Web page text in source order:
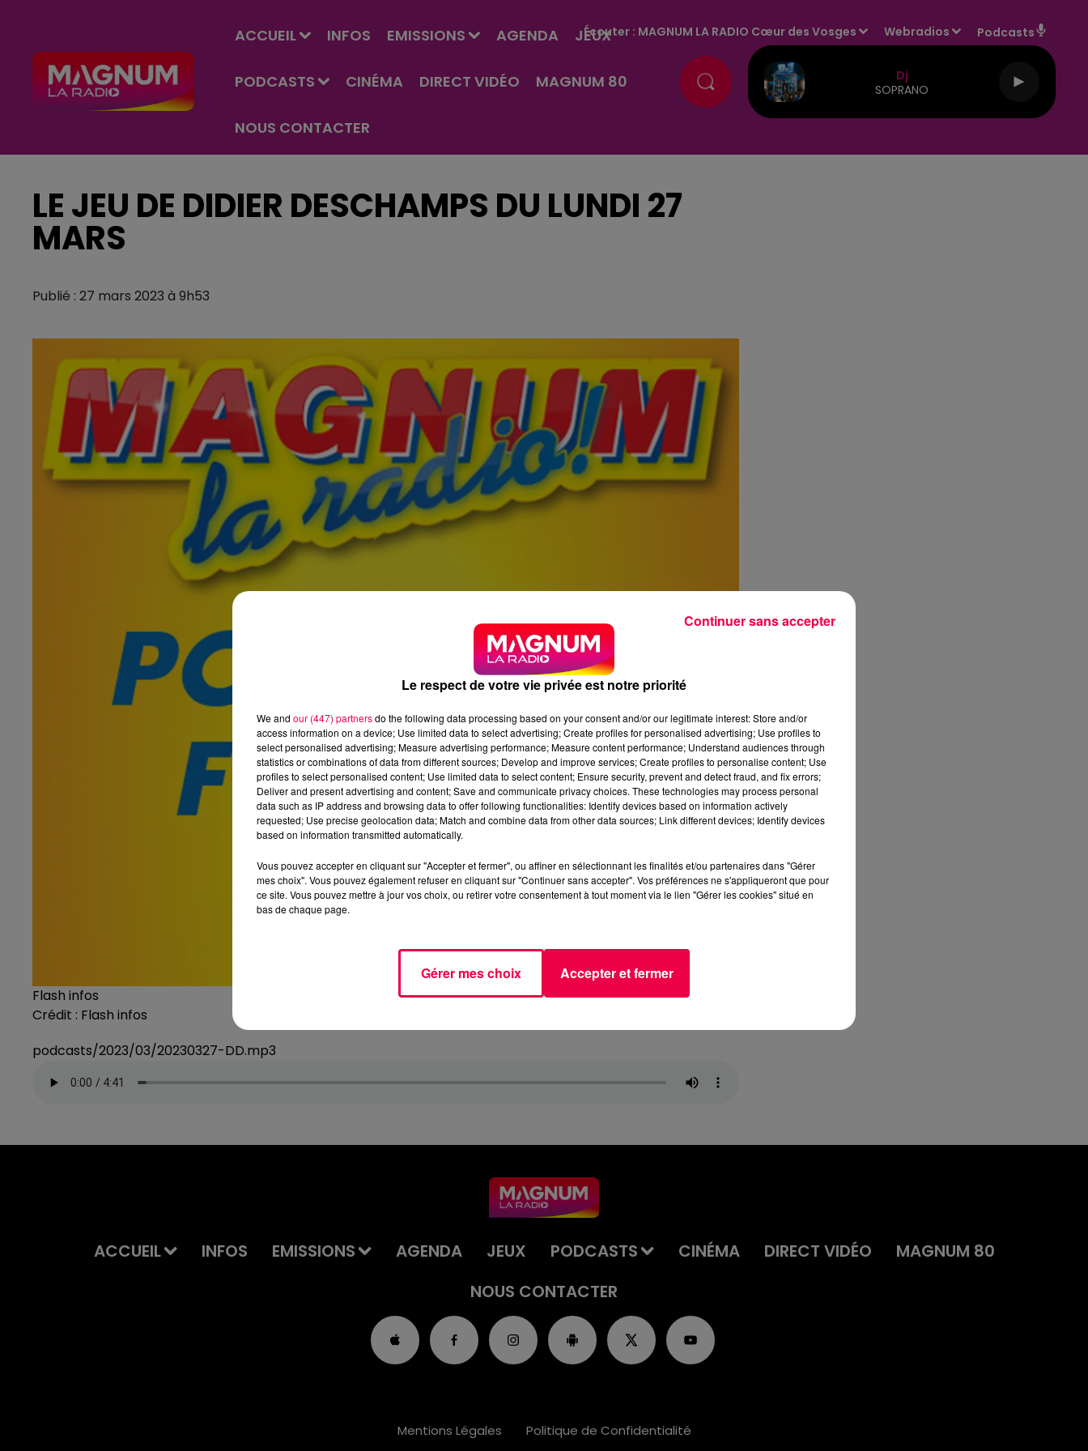
ACCUEIL INFOS EMISSIONS AGENDA JEUX
PODCASTS CINÉMA DIRECT VIDÉO MAGNUM 80
NOUS CONTACTER
Écouter : MAGNUM LA RADIO Cœur des Vosges Webradios Podcasts
Dj
SOPRANO
LE JEU DE DIDIER DESCHAMPS DU LUNDI 27
MARS
Publié : 27 mars 2023 à 9h53
Flash infos
Crédit : Flash infos
podcasts/2023/03/20230327-DD.mp3
ACCUEIL INFOS EMISSIONS AGENDA JEUX PODCASTS CINÉMA DIRECT VIDÉO
MAGNUM 80
NOUS CONTACTER
Mentions Légales Politique de Confidentialité
Le respect de votre vie privée est notre priorité
We and our (447) partnersdo the following data processing based on your consent and/or our legitimate interest: Store and/or
access information on a device; Use limited data to select advertising; Create profiles for personalised advertising; Use profiles to
select personalised advertising; Measure advertising performance; Measure content performance; Understand audiences through
statistics or combinations of data from different sources; Develop and improve services; Create profiles to personalise content; Use
profiles to select personalised content; Use limited data to select content; Ensure security, prevent and detect fraud, and fix errors;
Deliver and present advertising and content; Save and communicate privacy choices. These technologies may process personal
data such as IP address and browsing data to offer following functionalities: Identify devices based on information actively
requested; Use precise geolocation data; Match and combine data from other data sources; Link different devices; Identify devices
based on information transmitted automatically.
Vous pouvez accepter en cliquant sur "Accepter et fermer", ou affiner en sélectionnant les finalités et/ou partenaires dans "Gérer
mes choix". Vous pouvez également refuser en cliquant sur "Continuer sans accepter". Vos préférences ne s'appliqueront que pour
ce site. Vous pouvez mettre à jour vos choix, ou retirer votre consentement à tout moment via le lien "Gérer les cookies" situé en
bas de chaque page.
Gérer mes choix Accepter et fermer
Continuer sans accepter